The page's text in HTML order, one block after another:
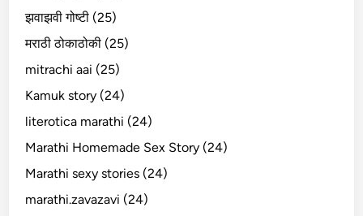
झवाझवी गोष्टी (25)
मराठी ठोकाठोकी (25)
mitrachi aai (25)
Kamuk story (24)
literotica marathi (24)
Marathi Homemade Sex Story (24)
Marathi sexy stories (24)
marathi.zavazavi (24)